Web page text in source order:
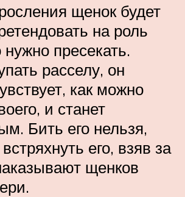
щенок будет
на роль
пресекать.
расселу, он
как можно
и станет
Бить его нельзя,
его, взяв за
щенков